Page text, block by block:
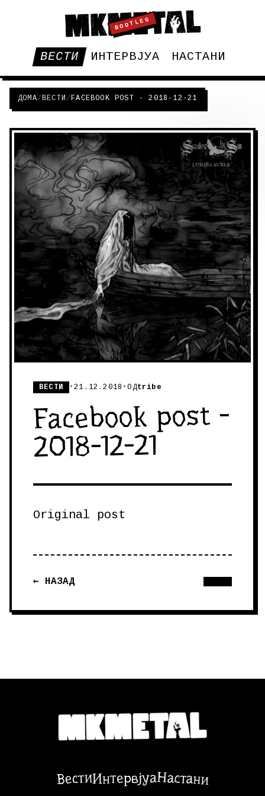
BOOTLEG
ВЕСТИ ИНТЕРВЈУА НАСТАНИ
ДОМА/ВЕСТИ /FACEBOOK POST - 2018-12-21
ВЕСТИ •21.12.2018 •ОДtribe
Facebook post -
2018-12-21
Original post
← НАЗАД
ВестиИнтервјуаНастани